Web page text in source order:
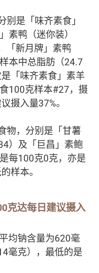
是「味齐素食」
素鸭（迷你装）
「新月牌」素鸭
本中总脂肪（24.7
「味齐素食」素羊
100克样本#27，摄
摄入量37%。
物，分别是「甘薯
）及「巨昌」素鲍
每100克0克，亦是
样本。
克达每日建议摄入
均钠含量为620毫
毫克），最低的是